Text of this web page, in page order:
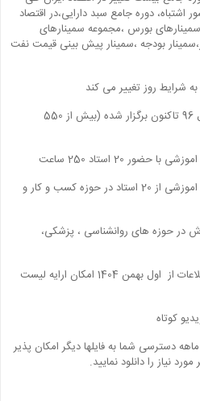
اشتباه، دوره جامع سبد دارایی،در اقتصاد
بورس ،مجموعه سمینارهای
بودجه ،سمینار پیش بینی قیمت نفت
شرایط روز تغییر می کند
کلیه دوره ها و سمینارهایی که از سال 96 تاکنون برگزار شده (بیش از 550
دوره های کاربردی (بیش از 40 دوره اموزشی از 20 استاد در حوزه کسب و کار و
( 60 دوره اموزش در حوزه های روانشناسی ، پزشکی،
( به دلیل مشکلات فنی در دریافت اطلاعات از اول بهمن 1404 امکان ارایه لیست
دسترسی شما به فایلها دیگر امکان پذیر
نیاز را دانلود نمایید.